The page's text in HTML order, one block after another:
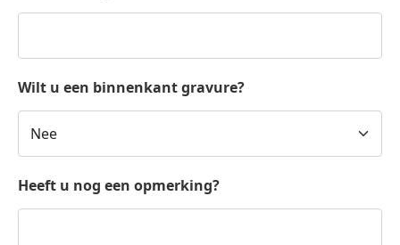
Wilt u een binnenkant gravure?
Heeft u nog een opmerking?